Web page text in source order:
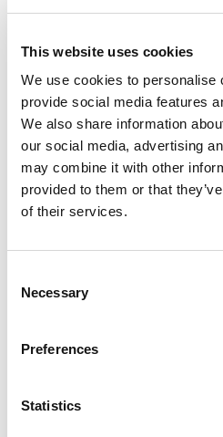
This website uses cookies
We use cookies to personalise
provide social media features
We also share information
our social media, advertising
may combine it with other
provided to them or that
of their services.
Selection
Necessary
Preferences
Statistics
COSTRUZIONE DEGLI OBIETTIVI
Pianificazione e attuazione
Marketing: cosa sono? Quali
Come li costruiamo? Quali
insuccesso? Gli obiettivi
s.m.a.r.t.?
Verifica della concorrenza,
dei fattori di successo e
Rispetto al modello delle 9
fattore di successo rispetto
della concorrenza? Ne
regolarmente l’analisi abc